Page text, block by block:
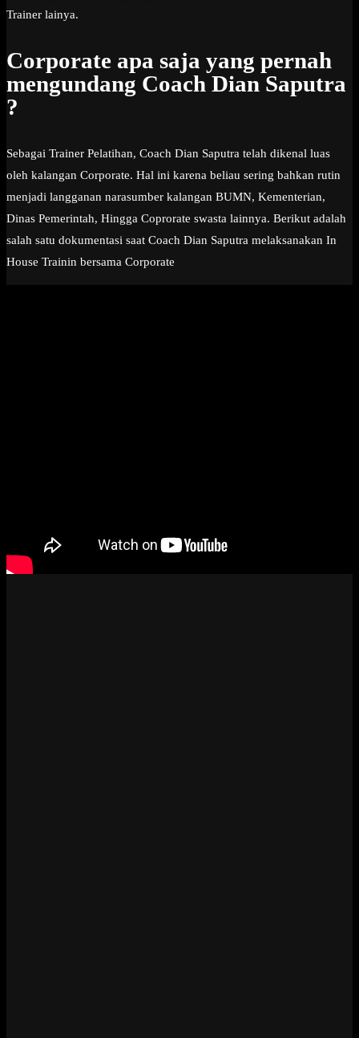
Trainer lainya.
Corporate apa saja yang pernah
mengundang Coach Dian Saputra
?
Sebagai Trainer Pelatihan, Coach Dian Saputra telah dikenal luas
oleh kalangan Corporate. Hal ini karena beliau sering bahkan rutin
menjadi langganan narasumber kalangan BUMN, Kementerian,
Dinas Pemerintah, Hingga Coprorate swasta lainnya. Berikut adalah
salah satu dokumentasi saat Coach Dian Saputra melaksanakan In
House Trainin bersama Corporate